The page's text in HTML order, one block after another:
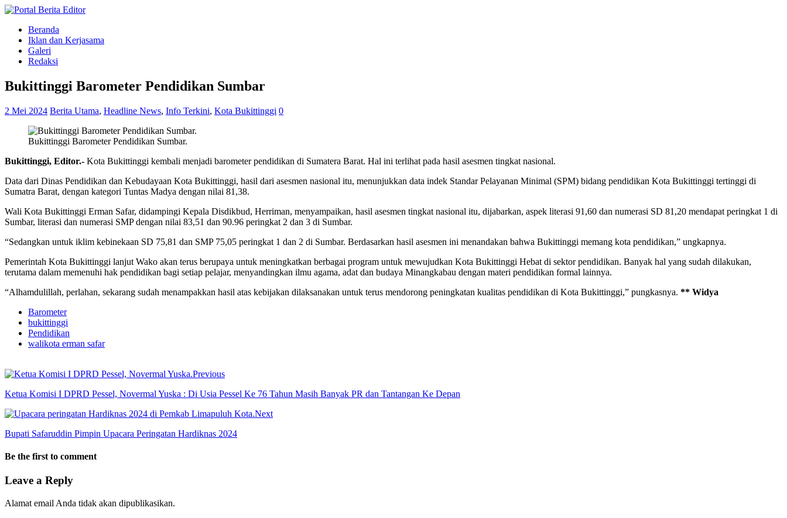
Beranda
Iklan dan Kerjasama
Galeri
Redaksi
Bukittinggi Barometer Pendidikan Sumbar
2 Mei 2024 Berita Utama, Headline News, Info Terkini, Kota Bukittinggi 0
Bukittinggi Barometer Pendidikan Sumbar.
Bukittinggi, Editor.- Kota Bukittinggi kembali menjadi barometer pendidikan di Sumatera Barat. Hal ini terlihat pada hasil asesmen tingkat nasional.
Data dari Dinas Pendidikan dan Kebudayaan Kota Bukittinggi, hasil dari asesmen nasional itu, menunjukkan data indek Standar Pelayanan Minimal (SPM) bidang pendidikan Kota Bukittinggi tertinggi di
Sumatra Barat, dengan kategori Tuntas Madya dengan nilai 81,38.
Wali Kota Bukittinggi Erman Safar, didampingi Kepala Disdikbud, Herriman, menyampaikan, hasil asesmen tingkat nasional itu, dijabarkan, aspek literasi 91,60 dan numerasi SD 81,20 mendapat peringkat 1 di
Sumbar, literasi dan numerasi SMP dengan nilai 83,51 dan 90.96 peringkat 2 dan 3 di Sumbar.
“Sedangkan untuk iklim kebinekaan SD 75,81 dan SMP 75,05 peringkat 1 dan 2 di Sumbar. Berdasarkan hasil asesmen ini menandakan bahwa Bukittinggi memang kota pendidikan,” ungkapnya.
Pemerintah Kota Bukittinggi lanjut Wako akan terus berupaya untuk meningkatkan berbagai program untuk mewujudkan Kota Bukittinggi Hebat di sektor pendidikan. Banyak hal yang sudah dilakukan,
terutama dalam memenuhi hak pendidikan bagi setiap pelajar, menyandingkan ilmu agama, adat dan budaya Minangkabau dengan materi pendidikan formal lainnya.
“Alhamdulillah, perlahan, sekarang sudah menampakkan hasil atas kebijakan dilaksanakan untuk terus mendorong peningkatan kualitas pendidikan di Kota Bukittinggi,” pungkasnya. ** Widya
Barometer
bukittinggi
Pendidikan
walikota erman safar
Previous
Ketua Komisi I DPRD Pessel, Novermal Yuska : Di Usia Pessel Ke 76 Tahun Masih Banyak PR dan Tantangan Ke Depan
Next
Bupati Safaruddin Pimpin Upacara Peringatan Hardiknas 2024
Be the first to comment
Leave a Reply
Alamat email Anda tidak akan dipublikasikan.